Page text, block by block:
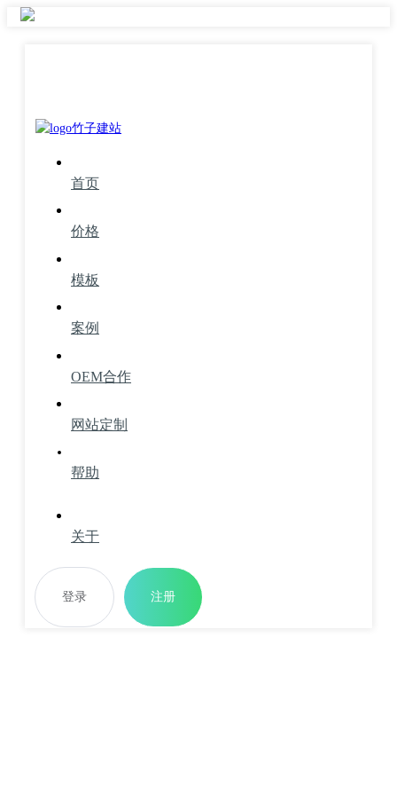
首页
价格
模板
案例
OEM合作
网站定制
帮助
关于
登录 注册